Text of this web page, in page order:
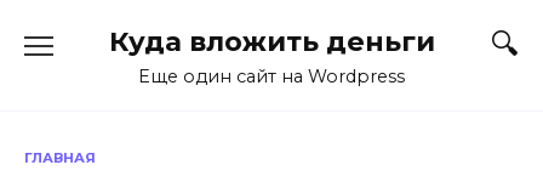
Куда вложить деньги
Еще один сайт на Wordpress
ГЛАВНАЯ